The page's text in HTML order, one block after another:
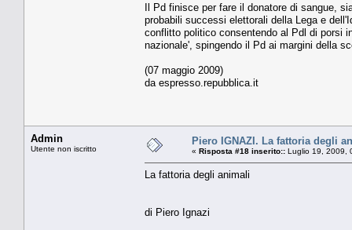
Il Pd finisce per fare il donatore di sangue,
probabili successi elettorali della Lega e
conflitto politico consentendo al Pdl di porsi
nazionale', spingendo il Pd ai margini della
(07 maggio 2009)
da espresso.repubblica.it
Admin
Utente non iscritto
Piero IGNAZI. La fattoria degli
« Risposta #18 inserito:: Luglio 19, 2009,
La fattoria degli animali
di Piero Ignazi